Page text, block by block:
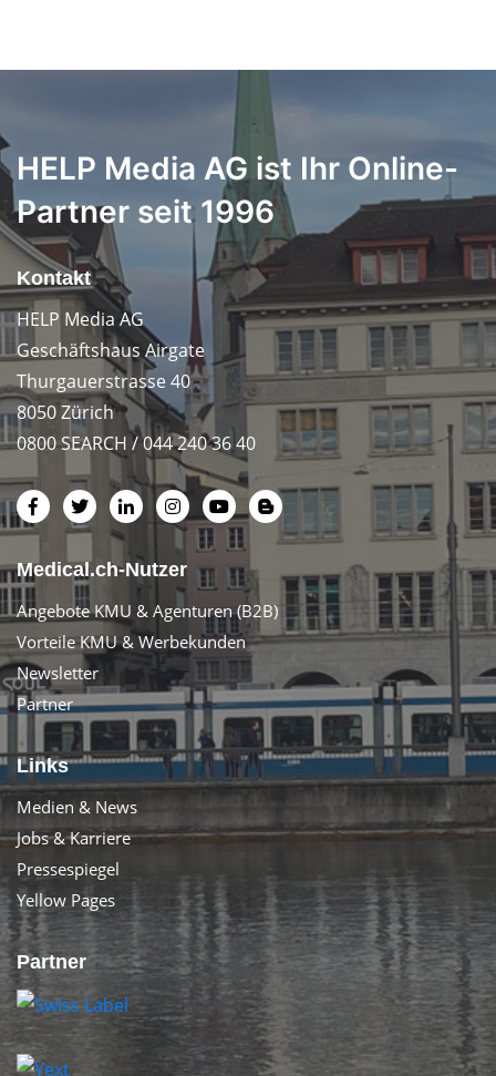
HELP Media AG ist Ihr Online-
Partner seit 1996
Kontakt
HELP Media AG
Geschäftshaus Airgate
Thurgauerstrasse 40
8050 Zürich
0800 SEARCH / 044 240 36 40
Medical.ch-Nutzer
Angebote KMU & Agenturen (B2B)
Vorteile KMU & Werbekunden
Newsletter
Partner
Links
Medien & News
Jobs & Karriere
Pressespiegel
Yellow Pages
Partner